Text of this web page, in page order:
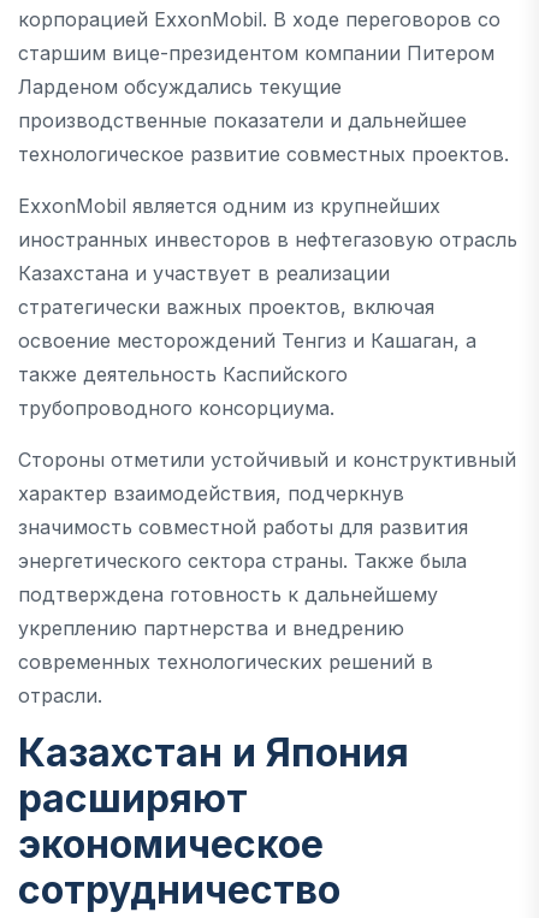
корпорацией ExxonMobil. В ходе переговоров со
старшим вице-президентом компании Питером
Ларденом обсуждались текущие
производственные показатели и дальнейшее
технологическое развитие совместных проектов.
ExxonMobil является одним из крупнейших
иностранных инвесторов в нефтегазовую отрасль
Казахстана и участвует в реализации
стратегически важных проектов, включая
освоение месторождений Тенгиз и Кашаган, а
также деятельность Каспийского
трубопроводного консорциума.
Стороны отметили устойчивый и конструктивный
характер взаимодействия, подчеркнув
значимость совместной работы для развития
энергетического сектора страны. Также была
подтверждена готовность к дальнейшему
укреплению партнерства и внедрению
современных технологических решений в
отрасли.
Казахстан и Япония
расширяют
экономическое
сотрудничество